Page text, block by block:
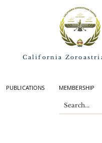
California
PUBLICATIONS MEMBERSHIP